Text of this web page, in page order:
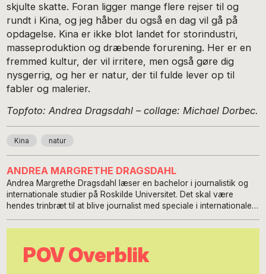
skjulte skatte. Foran ligger mange flere rejser til og
rundt i Kina, og jeg håber du også en dag vil gå på
opdagelse. Kina er ikke blot landet for storindustri,
masseproduktion og dræbende forurening. Her er en
fremmed kultur, der vil irritere, men også gøre dig
nysgerrig, og her er natur, der til fulde lever op til
fabler og malerier.
Topfoto: Andrea Dragsdahl – collage: Michael Dorbec.
Kina natur
ANDREA MARGRETHE DRAGSDAHL
Andrea Margrethe Dragsdahl læser en bachelor i journalistik og
internationale studier på Roskilde Universitet. Det skal være
hendes trinbræt til at blive journalist med speciale i internationale
skribent hos Dansk Vegetarforening gennem tre år, og er i dag
en forælder med hjerneskade. Derudover er hun særligt opslugt
af social ulighed på baggrund af etnicitet, og har bl.a. analyseret
POV Overblik